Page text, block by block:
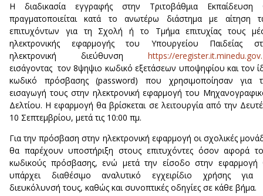
Η διαδικασία εγγραφής στην Τριτοβάθμια Εκπαίδευση
πραγματοποιείται κατά το ανωτέρω διάστημα με αίτηση
επιτυχόντων για τη Σχολή ή το Τμήμα επιτυχίας τους
ηλεκτρονικής εφαρμογής του Υπουργείου Παιδείας
ηλεκτρονική διεύθυνση https://
εισάγοντας τον 8ψηψιο κωδικό εξετάσεων υποψηφίου και τον
κωδικό πρόσβασης (password) που χρησιμοποίησαν για
εισαγωγή τους στην ηλεκτρονική εφαρμογή του
Δελτίου. Η εφαρμογή θα βρίσκεται σε λειτουργία από την
10 Σεπτεμβρίου, μετά τις 10:00 πμ.
Για την πρόσβαση στην ηλεκτρονική εφαρμογή οι σχολικές
θα παρέχουν υποστήριξη στους επιτυχόντες όσον αφορά
κωδικούς πρόσβασης, ενώ μετά την είσοδο στην εφαρμογή
υπάρχει διαθέσιμο αναλυτικό εγχειρίδιο χρήσης για
διευκόλυνσή τους, καθώς και συνοπτικές οδηγίες σε κάθε βήμα.